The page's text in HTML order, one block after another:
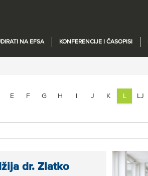
NA EFSA KONFERENCIJE I ČASOPISI
E F G H J K L LJ
dr. Zlatko